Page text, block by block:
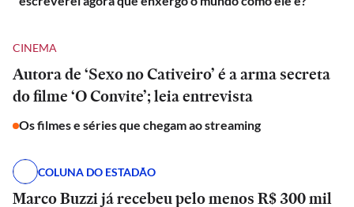
CINEMA
Autora de ‘Sexo no Cativeiro’ é a arma secreta
do filme ‘O Convite’; leia entrevista
Os filmes e séries que chegam ao streaming
COLUNA DO ESTADÃO
Marco Buzzi já recebeu pelo menos R$ 300 mil